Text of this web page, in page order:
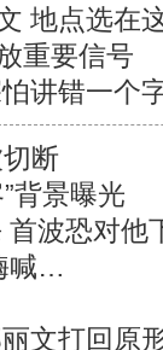
地点选在
重要信号
讲错一个
断
背景曝光
首波恐对他
喊…
文打回原